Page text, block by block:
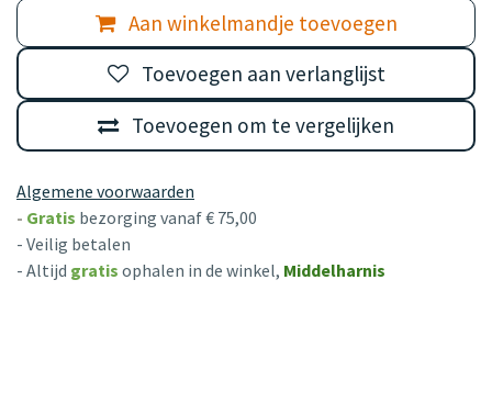
Aan winkelmandje toevoegen
Toevoegen om te vergelijken
Toevoegen aan verlanglijst
Algemene voorwaarden
- Gratis bezorging vanaf € 75,00
- Veilig betalen
- Altijd gratis ophalen in de winkel, Middelharnis